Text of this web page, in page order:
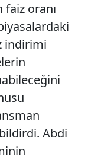
oranı
indirimi
Abdi